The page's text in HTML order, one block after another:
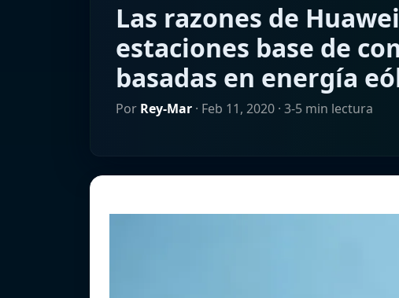
Las razones de
estaciones base de
basadas en energía
Por Rey-Mar · Feb 11, 2020 · 3-5 min lectura